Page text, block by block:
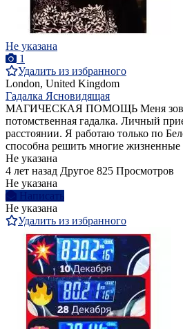
Не указана
1
Удалить из избранного
London, United Kingdom
Гадалка Ясновидящая
МАГИЧЕСКАЯ ПОМОЩЬ Меня
потомственная гадалка. Личный
расстоянии. Я работаю только по
способна решить многие
Не указана
4 лет назад Другое 825 Просмотров
Не указана
Написать
Не указана
Удалить из избранного